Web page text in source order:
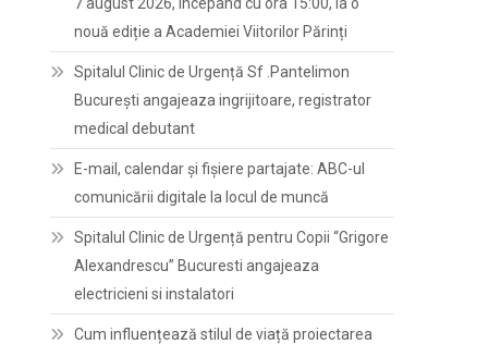
nouă ediție a Academiei Viitorilor Părinți
Spitalul Clinic de Urgență Sf .Pantelimon
București angajeaza ingrijitoare, registrator
medical debutant
E-mail, calendar şi fişiere partajate: ABC-ul
comunicării digitale la locul de muncă
Spitalul Clinic de Urgență pentru Copii “Grigore
Alexandrescu” Bucuresti angajeaza
electricieni si instalatori
Cum influențează stilul de viață proiectarea